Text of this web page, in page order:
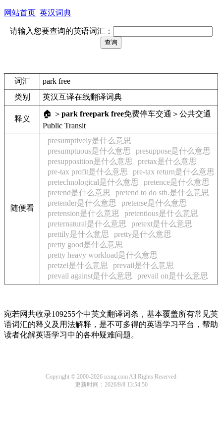
网站首页 英汉词典
请输入您要查询的英语词汇：
词汇
park free
类别
英汉互译在线翻译词典
释义
🏠 ＞ park freepark free免费停车交通＞公共交通
Public Transit
随便看
presumptively是什么意思
presumptuous是什么意思
presuppose是什么意思
presupposition是什么意思
pretax是什么意思
pre-tax profit是什么意思
pre-tax return是什么意思
pretechnological是什么意思
pretence是什么意思
pretend是什么意思
pretend to do sth.是什么意思
pretender是什么意思
pretense是什么意思
pretension是什么意思
pretentious是什么意思
preternatural是什么意思
pretext是什么意思
prettily是什么意思
pretty是什么意思
pretty good是什么意思
pretty heavy workload是什么意思
pretzel是什么意思
prevail是什么意思
prevail against是什么意思
prevail on是什么意思
宛若网共收录109255个中英文翻译词条，基本覆盖所有常见英
语词汇的释义及用法解释，是不可多得的英语学习平台，帮助
读者化解英语学习中的各种疑难问题。
Copyright © 2000-2026 icsng.com All Rights Reserved
更新时间：2026/8/8 13:54:50